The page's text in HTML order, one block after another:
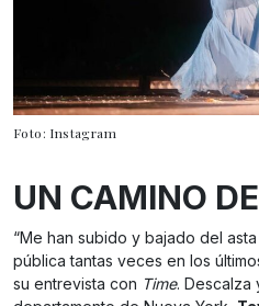
Foto: Instagram
UN CAMINO
“Me han subido y bajado del
pública tantas veces en los
su entrevista con Time. Descalza